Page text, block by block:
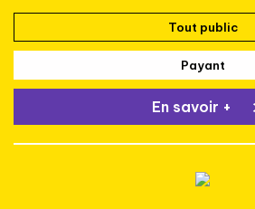
Tout public
Payant
En savoir +